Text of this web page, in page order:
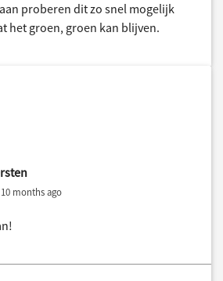
proberen dit zo snel mogelijk
het groen, groen kan blijven.
10 months ago